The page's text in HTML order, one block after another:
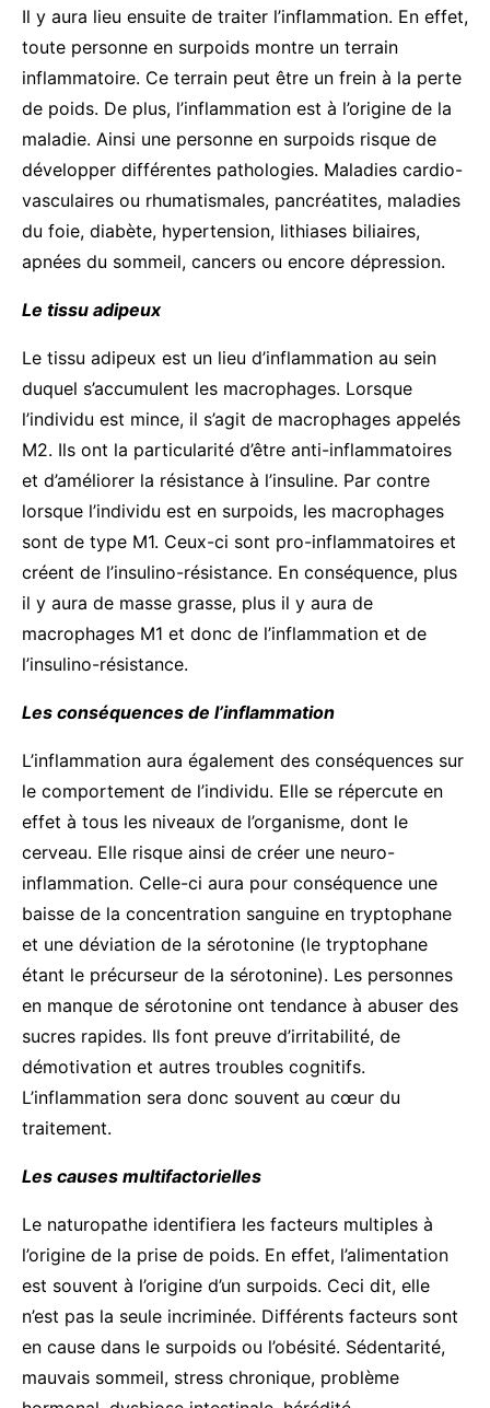
Il y aura lieu ensuite de traiter l’inflammation. En effet,
toute personne en surpoids montre un terrain
inflammatoire. Ce terrain peut être un frein à la perte
de poids. De plus, l’inflammation est à l’origine de la
maladie. Ainsi une personne en surpoids risque de
développer différentes pathologies. Maladies cardio-
vasculaires ou rhumatismales, pancréatites, maladies
du foie, diabète, hypertension, lithiases biliaires,
apnées du sommeil, cancers ou encore dépression.
Le tissu adipeux
Le tissu adipeux est un lieu d’inflammation au sein
duquel s’accumulent les macrophages. Lorsque
l’individu est mince, il s’agit de macrophages appelés
M2. Ils ont la particularité d’être anti-inflammatoires
et d’améliorer la résistance à l’insuline. Par contre
lorsque l’individu est en surpoids, les macrophages
sont de type M1. Ceux-ci sont pro-inflammatoires et
créent de l’insulino-résistance. En conséquence, plus
il y aura de masse grasse, plus il y aura de
macrophages M1 et donc de l’inflammation et de
l’insulino-résistance.
Les conséquences de l’inflammation
L’inflammation aura également des conséquences sur
le comportement de l’individu. Elle se répercute en
effet à tous les niveaux de l’organisme, dont le
cerveau. Elle risque ainsi de créer une neuro-
inflammation. Celle-ci aura pour conséquence une
baisse de la concentration sanguine en tryptophane
et une déviation de la sérotonine (le tryptophane
étant le précurseur de la sérotonine). Les personnes
en manque de sérotonine ont tendance à abuser des
sucres rapides. Ils font preuve d’irritabilité, de
démotivation et autres troubles cognitifs.
L’inflammation sera donc souvent au cœur du
traitement.
Les causes multifactorielles
Le naturopathe identifiera les facteurs multiples à
l’origine de la prise de poids. En effet, l’alimentation
est souvent à l’origine d’un surpoids. Ceci dit, elle
n’est pas la seule incriminée. Différents facteurs sont
en cause dans le surpoids ou l’obésité. Sédentarité,
mauvais sommeil, stress chronique, problème